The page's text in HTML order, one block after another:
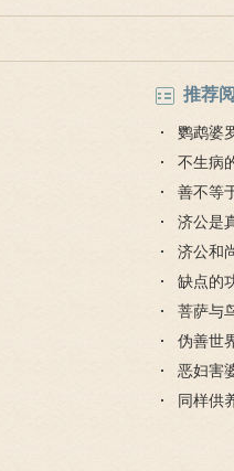
推荐
鹦鹉婆
不生病
善不等
济公是
济公和
缺点的
菩萨与
伪善世
恶妇害
同样供